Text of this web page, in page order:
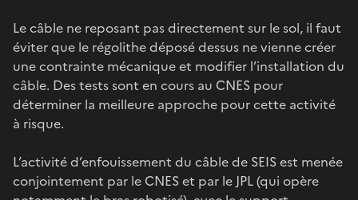
Le câble ne reposant pas directement sur le sol, il faut
éviter que le régolithe déposé dessus ne vienne créer
une contrainte mécanique et modifier l’installation du
câble. Des tests sont en cours au CNES pour
déterminer la meilleure approche pour cette activité
à risque.
L’activité d’enfouissement du câble de SEIS est menée
conjointement par le CNES et par le JPL (qui opère